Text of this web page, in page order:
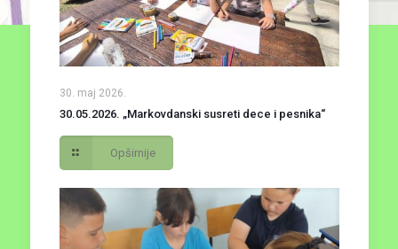
30. maj 2026.
30.05.2026. „Markovdanski susreti dece i pesnika“
Opširnije